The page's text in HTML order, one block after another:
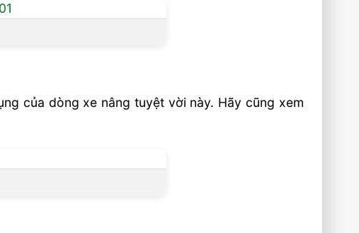
của dòng xe nâng tuyệt vời này. Hãy cũng xem